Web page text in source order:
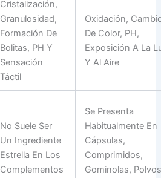
Cristalización,
Granulosidad,
Formación De
Bolitas, PH Y
Sensación
Táctil
Oxidación,
De Color, PH,
Exposición A La
Y Al Aire
No Suele Ser
Un Ingrediente
Estrella En Los
Complementos
Se Presenta
Habitualmente En
Cápsulas,
Comprimidos,
Gominolas,